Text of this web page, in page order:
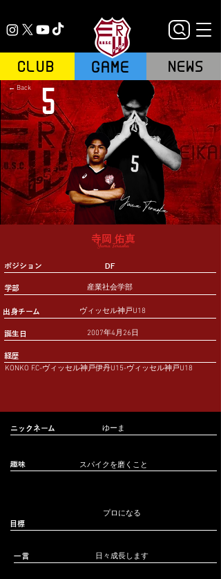
GAME
CLUB NEWS
5
Yuma Teraoka
← Back
寺岡 佑真
Yuma Teraoka
ポジション DF
学部 産業社会学部
出身チーム ヴィッセル神戸U18
誕生日 2007年4月26日
経歴
KONKO F.C-ヴィッセル神戸伊丹U15-ヴィッセル神戸U18
ニックネーム ゆーま
趣味 スパイクを磨くこと
​目標
プロになる
一言 日々成長します